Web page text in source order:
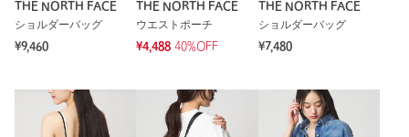
ご了承ください。
※商品の色味の目安は、商品単体の画像をご参照ください。
お問い合わせの際は、ユナイテッドアローズ カスタマーサービ
スデスクまで下記の品名/品番をお申し付けください。
品名：★★SC TNF Boulder DayP 品番：36324000026
THE NORTH FACE
ショルダーバッグ
¥9,460
THE NORTH FACE
ウエストポーチ
¥4,488 40%OFF
THE NORTH FACE
ショルダーバッグ
¥7,480